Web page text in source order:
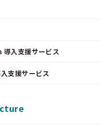
入支援サービス
支援サービス